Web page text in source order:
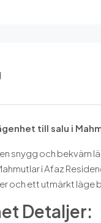
till salu i
snygg och bekväm
i Afaz
och ett utmärkt läge
Detaljer: